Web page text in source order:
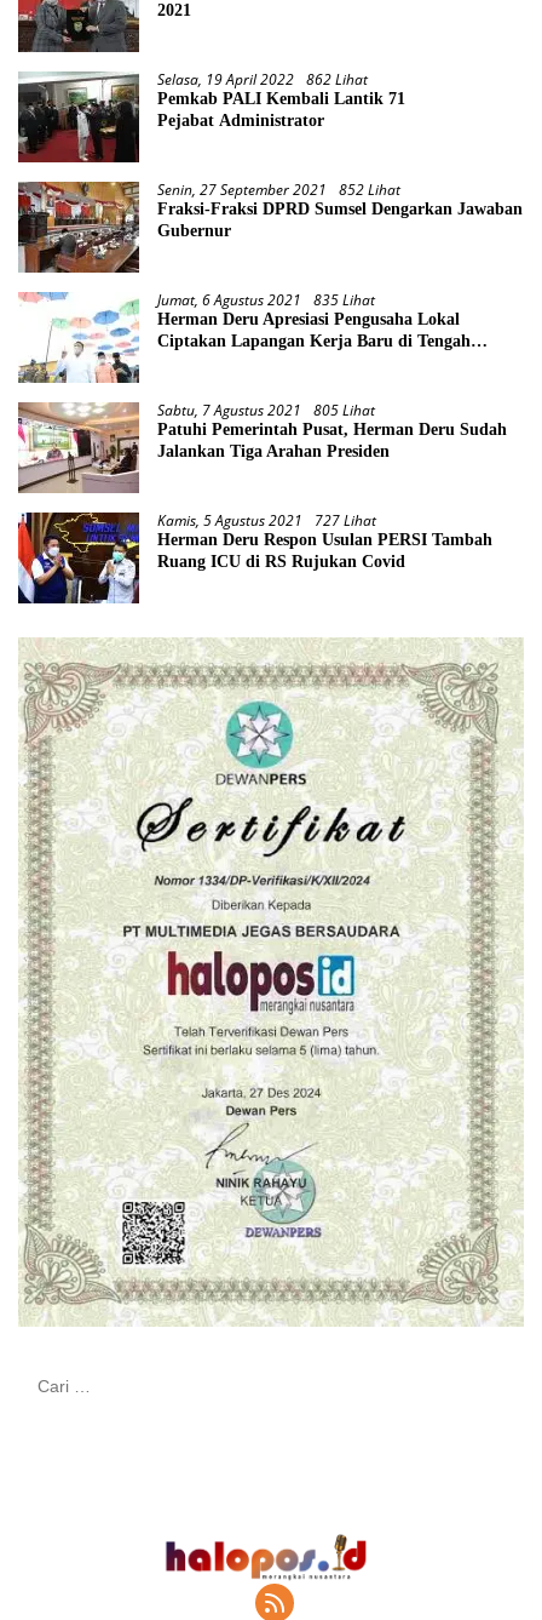
2021
Selasa, 19 April 2022 862 Lihat
Pemkab PALI Kembali Lantik 71
Pejabat Administrator
Senin, 27 September 2021 852 Lihat
Fraksi-Fraksi DPRD Sumsel Dengarkan Jawaban
Gubernur
Jumat, 6 Agustus 2021 835 Lihat
Herman Deru Apresiasi Pengusaha Lokal
Ciptakan Lapangan Kerja Baru di Tengah
Sabtu, 7 Agustus 2021 805 Lihat
Patuhi Pemerintah Pusat, Herman Deru Sudah
Jalankan Tiga Arahan Presiden
Kamis, 5 Agustus 2021 727 Lihat
Herman Deru Respon Usulan PERSI Tambah
Ruang ICU di RS Rujukan Covid